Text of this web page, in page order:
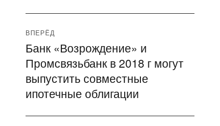
ВПЕРЁД
Следующая
запись:
Банк «Возрождение» и
Промсвязьбанк в 2018 г могут
выпустить совместные
ипотечные облигации